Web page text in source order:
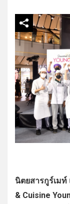
นิตยสารกูร์เม
& Cuisine